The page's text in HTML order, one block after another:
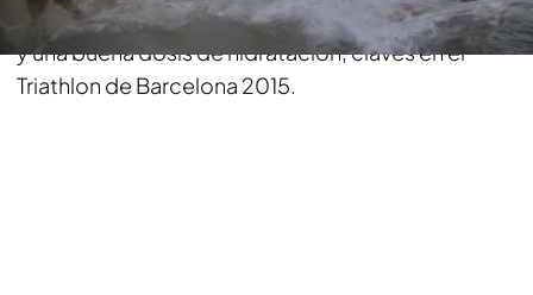
minutos de intensa carrera. Sacrificio, superación
y una buena dosis de hidratación, claves en el
Triathlon de Barcelona 2015.